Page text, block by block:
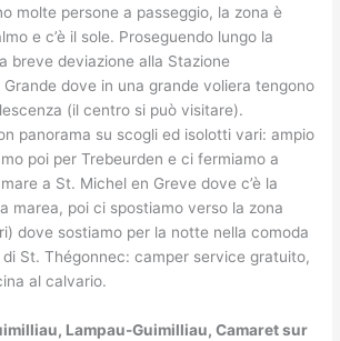
molte persone a passeggio, la zona è
e c’è il sole. Proseguendo lungo la
breve deviazione alla Stazione
Grande dove in una grande voliera tengono
(il centro si può visitare).
panorama su scogli ed isolotti vari: ampio
poi per Trebeurden e ci fermiamo a
a St. Michel en Greve dove c’è la
marea, poi ci spostiamo verso la zona
dove sostiamo per la notte nella comoda
St. Thégonnec: camper service gratuito,
al calvario.
Lampau-Guimilliau, Camaret sur